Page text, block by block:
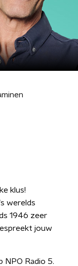
klus!
werelds
1946 zeer
jouw
NPO Radio 5.